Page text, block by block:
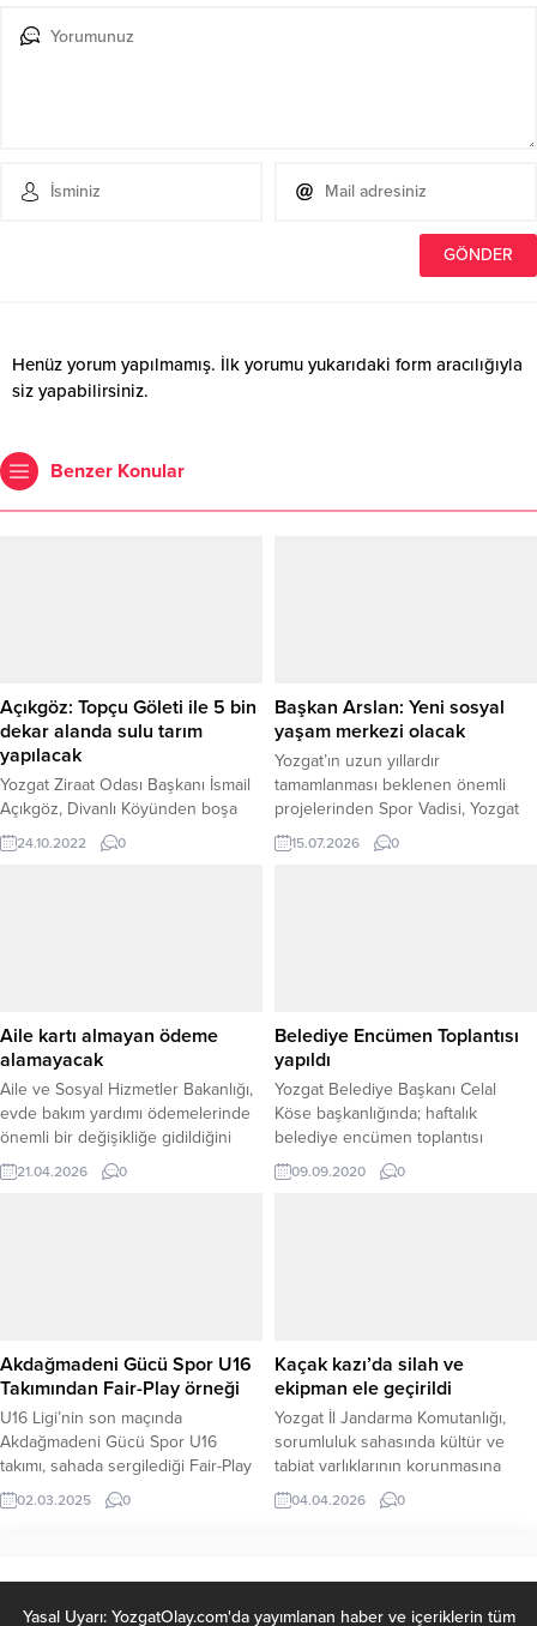
Henüz yorum yapılmamış. İlk yorumu yukarıdaki form aracılığıyla
siz yapabilirsiniz.
Benzer Konular
Açıkgöz: Topçu Göleti ile 5 bin
dekar alanda sulu tarım
yapılacak
Yozgat Ziraat Odası Başkanı İsmail
Açıkgöz, Divanlı Köyünden boşa
akan suyun Topçu Göletine
bağlanması ile yaklaşık 5 Bin dekar
24.10.2022 0
Başkan Arslan: Yeni sosyal
yaşam merkezi olacak
Yozgat’ın uzun yıllardır
tamamlanması beklenen önemli
projelerinden Spor Vadisi, Yozgat
Belediyesi’nin yürüttüğü kapsamlı
çalışmalarla yeniden hayat buluyor.
modern bir yaşam merkezine
dönüştürülmesi hedefleniyor.
Belediye Başkanı Kazım Arslan,
çalışmaların...
15.07.2026 0
Aile kartı almayan ödeme
alamayacak
Aile ve Sosyal Hizmetler Bakanlığı,
evde bakım yardımı ödemelerinde
önemli bir değişikliğe gidildiğini
duyurdu. Yapılan açıklamaya göre,
Türkiye genelinde evde bakım
daha düzenli, güvenli ve erişilebilir
hale getirilmesi amaçlanıyor. Daha
önce...
21.04.2026 0
Belediye Encümen Toplantısı
yapıldı
Yozgat Belediye Başkanı Celal
Köse başkanlığında; haftalık
belediye encümen toplantısı
yapıldı.
09.09.2020 0
Akdağmadeni Gücü Spor U16
Takımından Fair-Play örneği
U16 Ligi’nin son maçında
Akdağmadeni Gücü Spor U16
takımı, sahada sergilediği Fair-Play
davranışıyla büyük takdir topladı.
Ligi grup birincisi olarak
karşılayan genç oyuncular,
centilmenlikleriyle sporun ruhunu
02.03.2025 0
Kaçak kazı’da silah ve
ekipman ele geçirildi
Yozgat İl Jandarma Komutanlığı,
sorumluluk sahasında kültür ve
tabiat varlıklarının korunmasına
yönelik düzenlediği operasyonda
Yerköy ilçesinde izinsiz kazı
adli arama kararına istinaden
şüphelilerin ikamet ve araçlarında
04.04.2026 0
Yasal Uyarı: YozgatOlay.com'da yayımlanan haber ve içeriklerin tüm